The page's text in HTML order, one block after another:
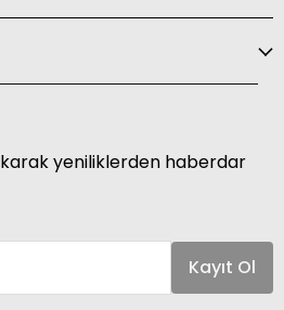
yeniliklerden haberdar
Kayıt Ol